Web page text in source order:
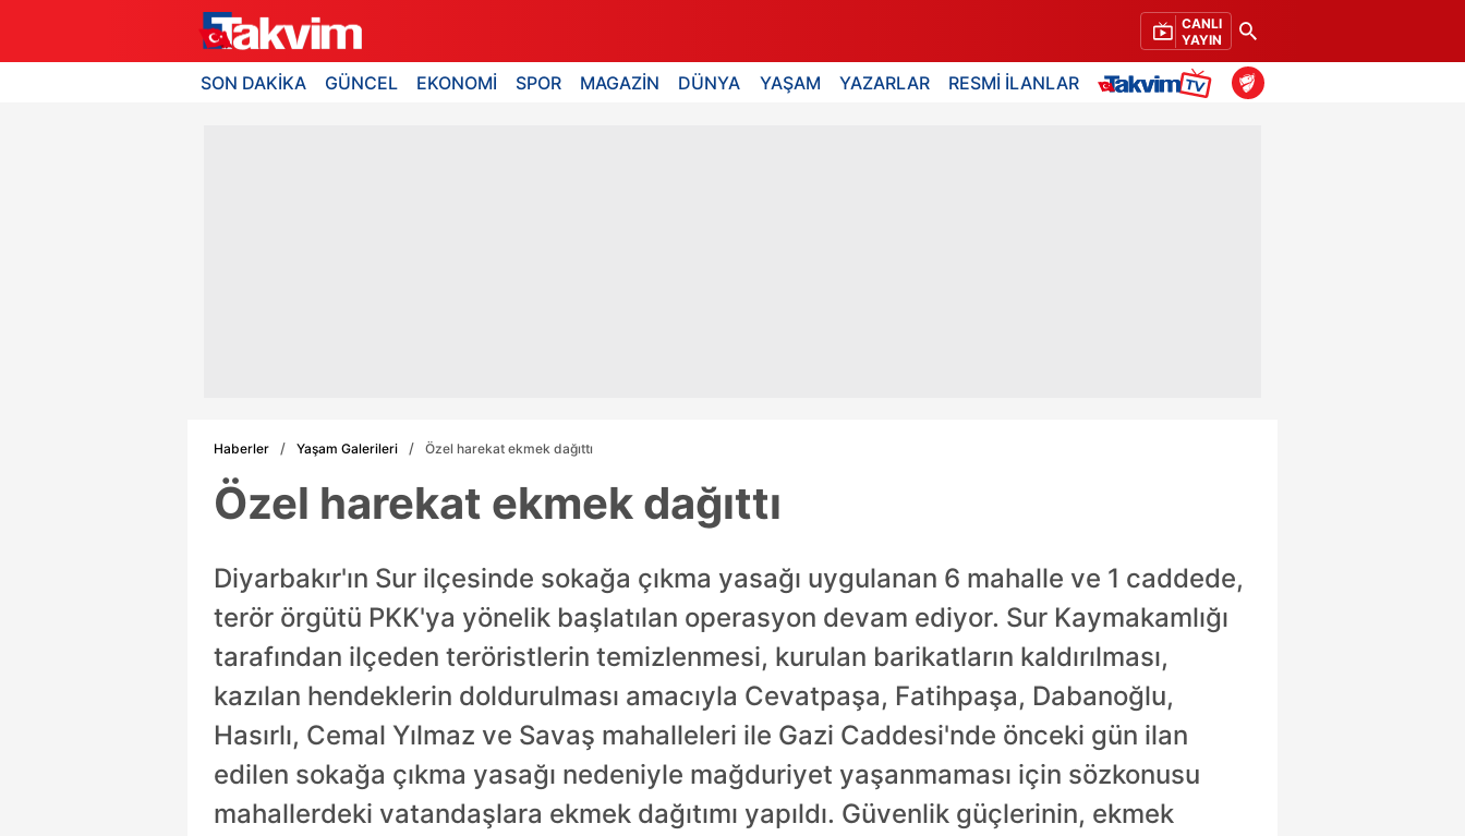
CANLI
YAYIN
SON DAKİKA GÜNCEL EKONOMİ SPOR MAGAZİN DÜNYA YAŞAM YAZARLAR RESMİ İLANLAR
Haberler Yaşam Galerileri Özel harekat ekmek dağıttı
Özel harekat ekmek dağıttı
Diyarbakır'ın Sur ilçesinde sokağa çıkma yasağı uygulanan 6 mahalle ve 1 caddede,
terör örgütü PKK'ya yönelik başlatılan operasyon devam ediyor. Sur Kaymakamlığı
tarafından ilçeden teröristlerin temizlenmesi, kurulan barikatların kaldırılması,
kazılan hendeklerin doldurulması amacıyla Cevatpaşa, Fatihpaşa, Dabanoğlu,
Hasırlı, Cemal Yılmaz ve Savaş mahalleleri ile Gazi Caddesi'nde önceki gün ilan
edilen sokağa çıkma yasağı nedeniyle mağduriyet yaşanmaması için sözkonusu
mahallerdeki vatandaşlara ekmek dağıtımı yapıldı. Güvenlik güçlerinin, ekmek